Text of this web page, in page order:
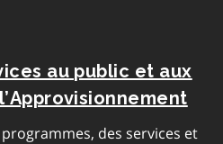
au public et aux
des services et